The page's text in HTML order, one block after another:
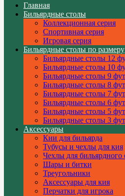
Главная
Бильярдные столы
Коллекционная серия
Спортивная серия
Игровая серия
Бильярдные столы по размеру
Бильярдные столы 12
Бильярдные столы 10
Бильярдные столы 9
Бильярдные столы 8
Бильярдные столы 7
Бильярдные столы 6
Бильярдные столы 5
Бильярдные столы 3
Аксессуары
Кии для бильярда
Тубусы и чехлы для кия
Чехлы для бильярдного
Шары и битки
Треугольники
Аксессуары для кия
Перчатки для игрока